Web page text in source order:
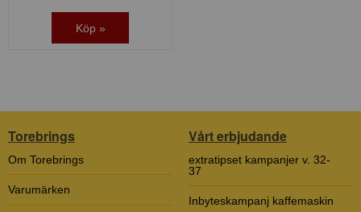
Köp »
Torebrings
Om Torebrings
Varumärken
Vårt erbjudande
extratipset kampanjer v. 32-
37
Inbyteskampanj kaffemaskin